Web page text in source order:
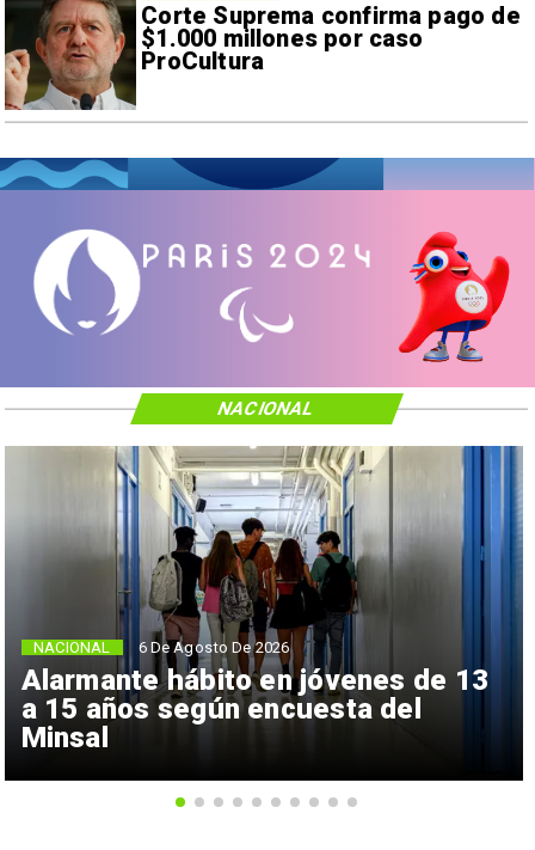
Corte Suprema confirma pago de
$1.000 millones por caso
ProCultura
Alarmante hábito en jóvenes de 13
a 15 años según encuesta del
Minsal
NACIONAL 6 De Agosto De 2026
NACIONAL